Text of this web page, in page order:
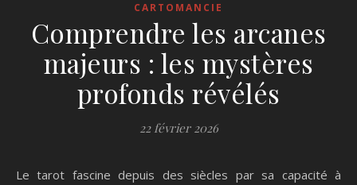
CARTOMANCIE
Comprendre les arcanes
majeurs : les mystères
profonds révélés
22 février 2026
Le tarot fascine depuis des siècles par sa capacité à